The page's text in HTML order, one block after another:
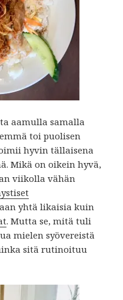
aamulla samalla
toi puolisen
hyvin tällaisena
Mikä on oikein hyvä,
viikolla vähän
yhtä likaisia kuin
. Mutta se, mitä tuli
mielen syövereistä
sitä rutinoituu